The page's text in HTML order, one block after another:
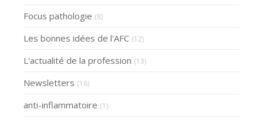
Focus pathologie (8)
Les bonnes idées de l'AFC (12)
L'actualité de la profession (13)
Newsletters (18)
anti-inflammatoire (1)